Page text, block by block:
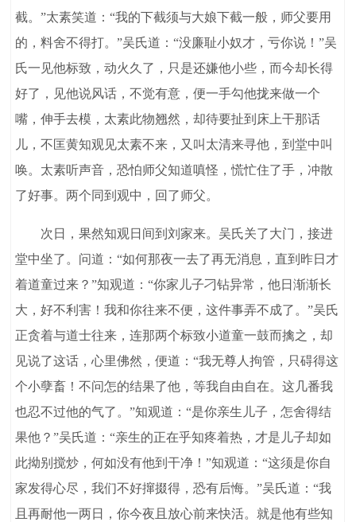
截。”太素笑道：“我的下截须与大娘下截一般，师父要用
的，料舍不得打。”吴氏道：“没廉耻小奴才，亏你说！”吴
氏一见他标致，动火久了，只是还嫌他小些，而今却长得
好了，见他说风话，不觉有意，便一手勾他拢来做一个
嘴，伸手去模，太素此物翘然，却待要扯到床上干那话
儿，不匡黄知观见太素不来，又叫太清来寻他，到堂中叫
唤。太素听声音，恐怕师父知道嗔怪，慌忙住了手，冲散
了好事。两个同到观中，回了师父。
次日，果然知观日间到刘家来。吴氏关了大门，接进
堂中坐了。问道：“如何那夜一去了再无消息，直到昨日才
着道童过来？”知观道：“你家儿子刁钻异常，他日渐渐长
大，好不利害！我和你往来不便，这件事弄不成了。”吴氏
正贪着与道士往来，连那两个标致小道童一鼓而擒之，却
见说了这话，心里佛然，便道：“我无尊人拘管，只碍得这
个小孽畜！不问怎的结果了他，等我自由自在。这几番我
也忍不过他的气了。”知观道：“是你亲生儿子，怎舍得结
果他？”吴氏道：“亲生的正在乎知疼着热，才是儿子却如
此拗别搅炒，何如没有他到干净！”知观道：“这须是你自
家发得心尽，我们不好撺掇得，恐有后悔。”吴氏道：“我
且再耐他一两日，你今夜且放心前来快活。就是他有些知